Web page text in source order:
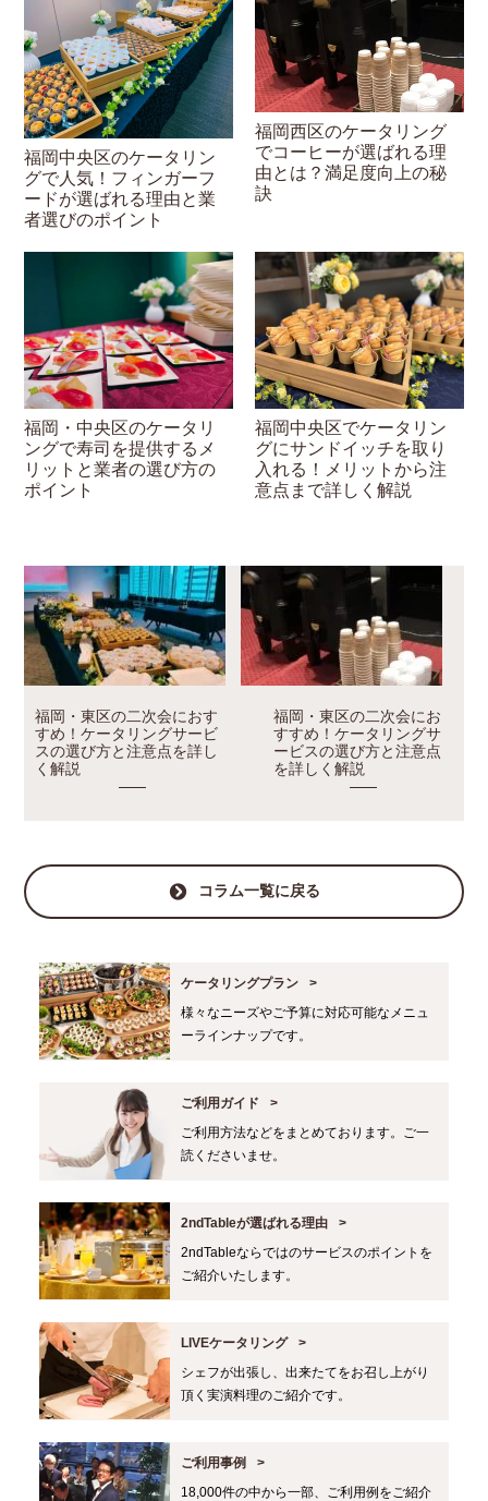
福岡中央区のケータリン
グで人気！フィンガーフ
ードが選ばれる理由と業
者選びのポイント
福岡西区のケータリング
でコーヒーが選ばれる理
由とは？満足度向上の秘
訣
福岡・中央区のケータリ
ングで寿司を提供するメ
リットと業者の選び方の
ポイント
福岡中央区でケータリン
グにサンドイッチを取り
入れる！メリットから注
意点まで詳しく解説
福岡・東区の二次会におす
すめ！ケータリングサービ
スの選び方と注意点を詳し
く解説
福岡・東区の二次会にお
すすめ！ケータリングサ
ービスの選び方と注意点
を詳しく解説
コラム一覧に戻る
ケータリングプラン
様々なニーズやご予算に対応可能なメニュ
ーラインナップです。
ご利用ガイド
ご利用方法などをまとめております。ご一
読くださいませ。
2ndTableが選ばれる理由
2ndTableならではのサービスのポイントを
ご紹介いたします。
LIVEケータリング
シェフが出張し、出来たてをお召し上がり
頂く実演料理のご紹介です。
ご利用事例
18,000件の中から一部、ご利用例をご紹介